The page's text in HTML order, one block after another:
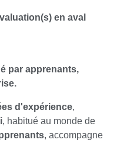
en aval
par apprenants,
d'expérience,
, habitué au monde de
, accompagne